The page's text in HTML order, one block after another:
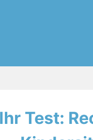
Ihr Test: